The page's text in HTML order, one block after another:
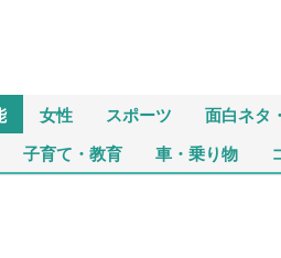
女性 スポーツ 面白ネタ
子育て・教育 車・乗り物